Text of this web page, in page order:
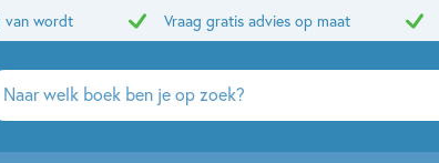
van wordt Vraag gratis advies op maat